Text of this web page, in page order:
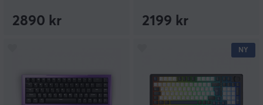
2890 kr 2199 kr
NY